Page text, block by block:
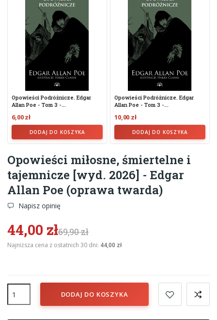
Opowieści Podróżnicze. Edgar
Allan Poe - Tom 3 -...
6,00 zł
DODAJ DO KOSZYKA
Opowieści Podróżnicze. Edgar
Allan Poe - Tom 3 -...
10,00 zł
DODAJ DO KOSZYKA
Opowieści miłosne, śmiertelne i
tajemnicze [wyd. 2026] - Edgar
Allan Poe (oprawa twarda)
Napisz opinię
44,00 zł69,90 zł
Najniższa cena z ostatnich 30 dni: 44,00 zł
DODAJ DO KOSZYKA